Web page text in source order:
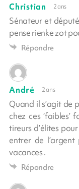
Christian 2 ans
Sénateur et
pense rienke zot
Répondre
André 2 ans
Quand il s’agit de
chez ces
tireurs d’élites
entrer de
vacances .
Répondre